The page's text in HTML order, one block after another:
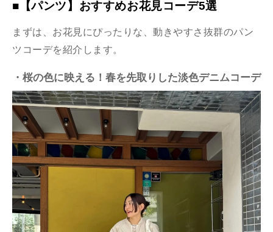
■【パンツ】おすすめお花見コーデ5選
まずは、お花見にぴったりな、動きやすさ抜群のパン
ツコーデを紹介します。
・桜の色に映える！春を先取りした淡色デニムコーデ